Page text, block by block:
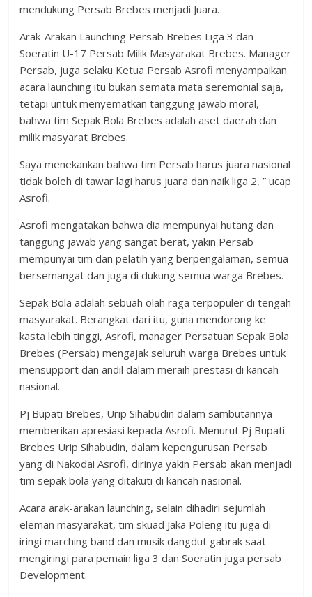
mendukung Persab Brebes menjadi Juara.
Arak-Arakan Launching Persab Brebes Liga 3 dan
Soeratin U-17 Persab Milik Masyarakat Brebes. Manager
Persab, juga selaku Ketua Persab Asrofi menyampaikan
acara launching itu bukan semata mata seremonial saja,
tetapi untuk menyematkan tanggung jawab moral,
bahwa tim Sepak Bola Brebes adalah aset daerah dan
milik masyarat Brebes.
Saya menekankan bahwa tim Persab harus juara nasional
tidak boleh di tawar lagi harus juara dan naik liga 2, ” ucap
Asrofi.
Asrofi mengatakan bahwa dia mempunyai hutang dan
tanggung jawab yang sangat berat, yakin Persab
mempunyai tim dan pelatih yang berpengalaman, semua
bersemangat dan juga di dukung semua warga Brebes.
Sepak Bola adalah sebuah olah raga terpopuler di tengah
masyarakat. Berangkat dari itu, guna mendorong ke
kasta lebih tinggi, Asrofi, manager Persatuan Sepak Bola
Brebes (Persab) mengajak seluruh warga Brebes untuk
mensupport dan andil dalam meraih prestasi di kancah
nasional.
Pj Bupati Brebes, Urip Sihabudin dalam sambutannya
memberikan apresiasi kepada Asrofi. Menurut Pj Bupati
Brebes Urip Sihabudin, dalam kepengurusan Persab
yang di Nakodai Asrofi, dirinya yakin Persab akan menjadi
tim sepak bola yang ditakuti di kancah nasional.
Acara arak-arakan launching, selain dihadiri sejumlah
eleman masyarakat, tim skuad Jaka Poleng itu juga di
iringi marching band dan musik dangdut gabrak saat
mengiringi para pemain liga 3 dan Soeratin juga persab
Development.